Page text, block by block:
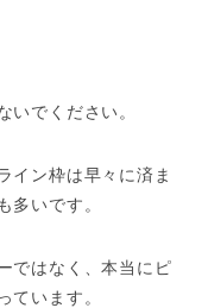
いでください。
イン枠は早々に済ま
多いです。
ではなく、本当にピ
ています。